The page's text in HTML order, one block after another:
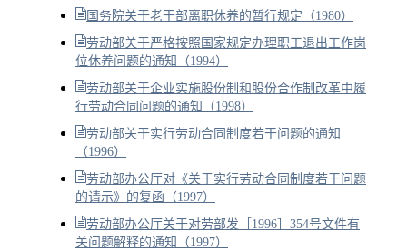
国务院关于老干部离职休养的暂行规定（1980）
劳动部关于严格按照国家规定办理职工退出工作岗
位休养问题的通知（1994）
劳动部关于企业实施股份制和股份合作制改革中履
行劳动合同问题的通知（1998）
劳动部关于实行劳动合同制度若干问题的通知
（1996）
劳动部办公厅对《关于实行劳动合同制度若干问题
的请示》的复函（1997）
劳动部办公厅关于对劳部发［1996］354号文件有
关问题解释的通知（1997）